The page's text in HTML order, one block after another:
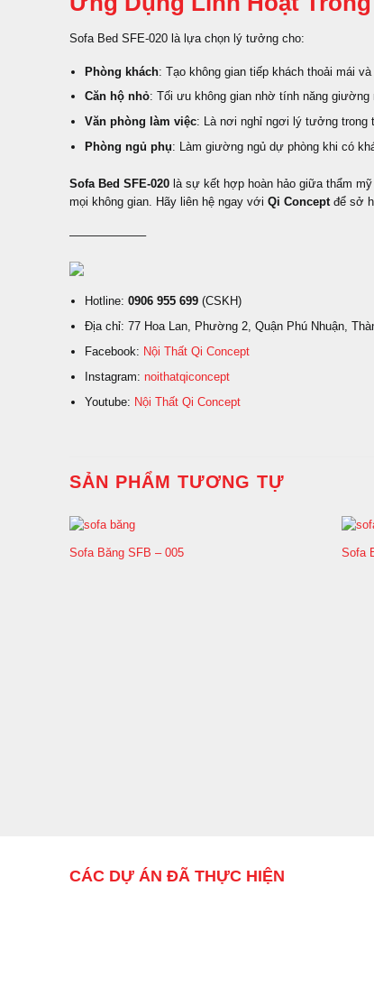
Sofa Bed SFE-020 là lựa chọn lý tưởng cho:
Phòng khách: Tạo không gian tiếp khách thoải mái và
Căn hộ nhỏ: Tối ưu không gian nhờ tính năng giường
Văn phòng làm việc: Là nơi nghỉ ngơi lý tưởng trong
Phòng ngủ phụ: Làm giường ngủ dự phòng khi có
Sofa Bed SFE-020 là sự kết hợp hoàn hảo giữa thẩm
mọi không gian. Hãy liên hệ ngay với Qi Concept để sở
——————–
Hotline: 0906 955 699(CSKH)
Địa chỉ: 77 Hoa Lan, Phường 2, Quận Phú Nhuận,
Facebook: Nội Thất Qi Concept
Instagram: noithatqiconcept
Youtube: Nội Thất Qi Concept
SẢN PHẨM TƯƠNG TỰ
Sofa Băng SFB – 005 Sofa
CÁC DỰ ÁN ĐÃ THỰC HIỆN